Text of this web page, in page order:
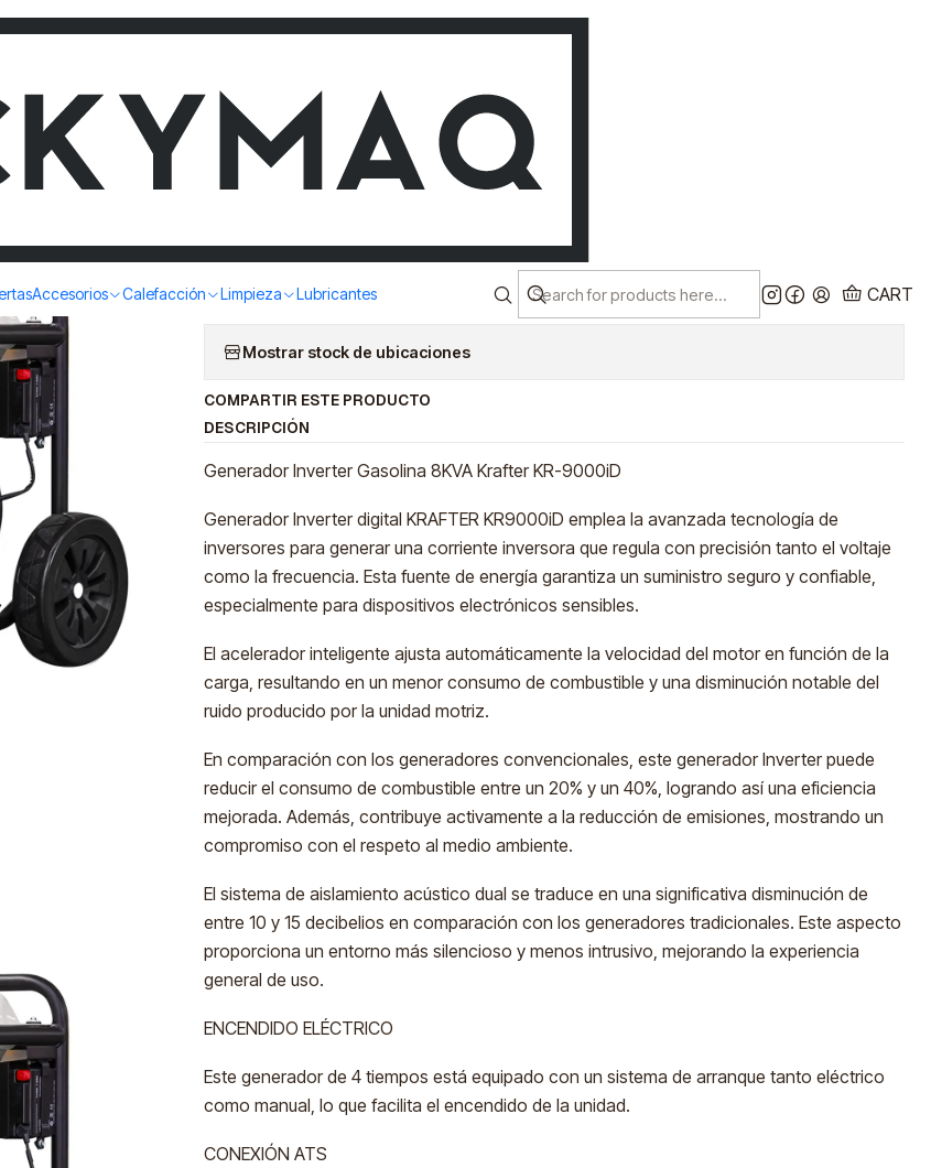
Accesorios Calefacción Limpieza Lubricantes CART
Despacho a todo chile!
GENERADOR INVERTER 8KVA
KR9000ID KRAFTER
Cantidad
AGREGAR AL CARRO
Mostrar stock de ubicaciones
COMPARTIR ESTE PRODUCTO
DESCRIPCIÓN
Generador Inverter Gasolina 8KVA Krafter KR-9000iD
Generador Inverter digital KRAFTER KR9000iD emplea la avanzada tecnología de
inversores para generar una corriente inversora que regula con precisión tanto el voltaje
como la frecuencia. Esta fuente de energía garantiza un suministro seguro y confiable,
especialmente para dispositivos electrónicos sensibles.
El acelerador inteligente ajusta automáticamente la velocidad del motor en función de la
carga, resultando en un menor consumo de combustible y una disminución notable del
ruido producido por la unidad motriz.
En comparación con los generadores convencionales, este generador Inverter puede
reducir el consumo de combustible entre un 20% y un 40%, logrando así una eficiencia
mejorada. Además, contribuye activamente a la reducción de emisiones, mostrando un
compromiso con el respeto al medio ambiente.
El sistema de aislamiento acústico dual se traduce en una significativa disminución de
entre 10 y 15 decibelios en comparación con los generadores tradicionales. Este aspecto
proporciona un entorno más silencioso y menos intrusivo, mejorando la experiencia
general de uso.
ENCENDIDO ELÉCTRICO
Este generador de 4 tiempos está equipado con un sistema de arranque tanto eléctrico
como manual, lo que facilita el encendido de la unidad.
CONEXIÓN ATS